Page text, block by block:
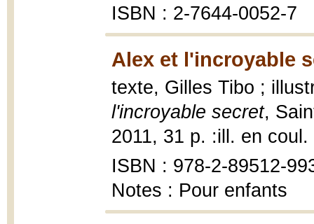
ISBN : 2-7644-0052-7
Alex et l'incroyable
texte, Gilles Tibo ;
l'incroyable secret,
2011, 31 p. :ill. en
ISBN : 978-2-89512-
Notes : Pour enfants